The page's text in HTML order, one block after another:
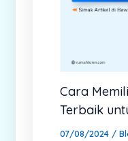
Cara
Terbaik
07/08/2024 /